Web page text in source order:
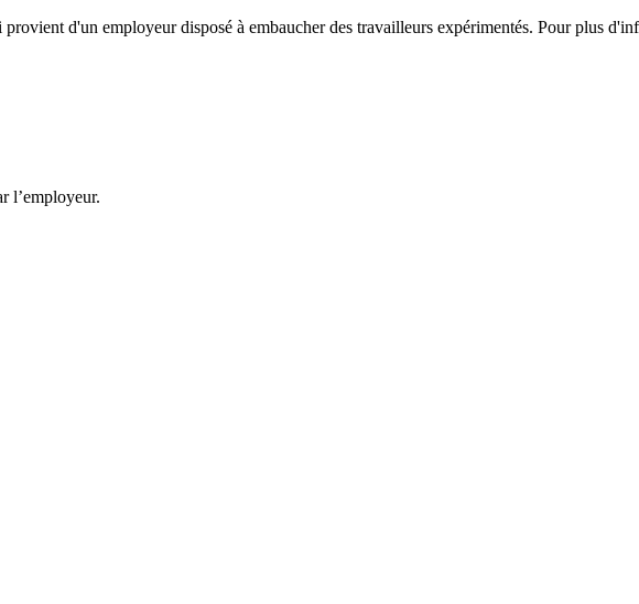
d'un employeur disposé à embaucher des travailleurs expérimentés. Pour plus
l’employeur.